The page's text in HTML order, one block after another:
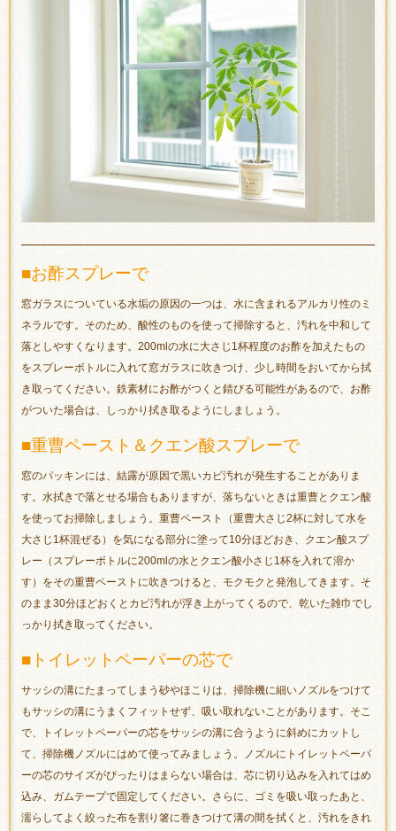
■お酢スプレーで
窓ガラスについている水垢の原因の一つは、水に含まれるアルカリ性のミ
ネラルです。そのため、酸性のものを使って掃除すると、汚れを中和して
落としやすくなります。200mlの水に大さじ1杯程度のお酢を加えたもの
をスプレーボトルに入れて窓ガラスに吹きつけ、少し時間をおいてから拭
き取ってください。鉄素材にお酢がつくと錆びる可能性があるので、お酢
がついた場合は、しっかり拭き取るようにしましょう。
■重曹ペースト＆クエン酸スプレーで
窓のパッキンには、結露が原因で黒いカビ汚れが発生することがありま
す。水拭きで落とせる場合もありますが、落ちないときは重曹とクエン酸
を使ってお掃除しましょう。重曹ペースト（重曹大さじ2杯に対して水を
大さじ1杯混ぜる）を気になる部分に塗って10分ほどおき、クエン酸スプ
レー（スプレーボトルに200mlの水とクエン酸小さじ1杯を入れて溶か
す）をその重曹ペーストに吹きつけると、モクモクと発泡してきます。そ
のまま30分ほどおくとカビ汚れが浮き上がってくるので、乾いた雑巾でし
っかり拭き取ってください。
■トイレットペーパーの芯で
サッシの溝にたまってしまう砂やほこりは、掃除機に細いノズルをつけて
もサッシの溝にうまくフィットせず、吸い取れないことがあります。そこ
で、トイレットペーパーの芯をサッシの溝に合うように斜めにカットし
て、掃除機ノズルにはめて使ってみましょう。ノズルにトイレットペーパ
ーの芯のサイズがぴったりはまらない場合は、芯に切り込みを入れてはめ
込み、ガムテープで固定してください。さらに、ゴミを吸い取ったあと、
濡らしてよく絞った布を割り箸に巻きつけて溝の間を拭くと、汚れをきれ